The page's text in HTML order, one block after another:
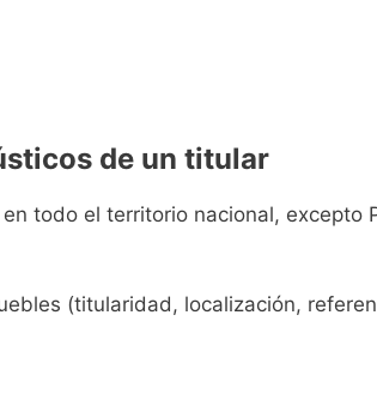
de un titular
todo el territorio nacional, excepto
(titularidad, localización,